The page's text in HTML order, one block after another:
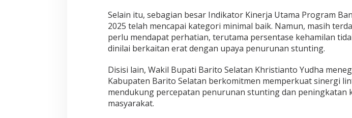
Selain itu, sebagian besar Indikator Kinerja Utama Program
2025 telah mencapai kategori minimal baik. Namun, masih
perlu mendapat perhatian, terutama persentase kehamilan
dinilai berkaitan erat dengan upaya penurunan stunting.
Disisi lain, Wakil Bupati Barito Selatan Khristianto Yudha
Kabupaten Barito Selatan berkomitmen memperkuat sinergi
mendukung percepatan penurunan stunting dan peningkatan
masyarakat.